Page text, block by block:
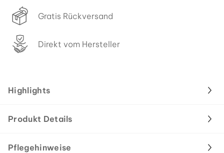
Gratis Rückversand
Direkt vom Hersteller
Highlights
Produkt Details
Pflegehinweise